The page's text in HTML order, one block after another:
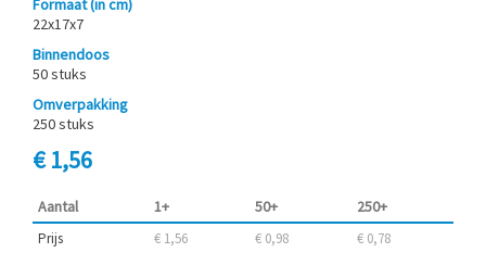
Formaat (in cm)
22x17x7
Binnendoos
50 stuks
Omverpakking
250 stuks
€ 1,56
Aantal 1+ 50+ 250+
Prijs € 1,56 € 0,98 € 0,78